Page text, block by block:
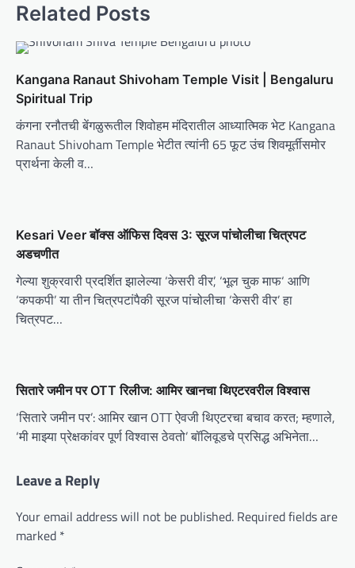
n
a
v
i
g
a
t
n
Related Posts
Kangana Ranaut Shivoham Temple Visit | Bengaluru
Spiritual Trip
कंगना रनौतची बेंगळुरूतील शिवोहम मंदिरातील आध्यात्मिक भेट Kangana
Ranaut Shivoham Temple भेटीत त्यांनी 65 फूट उंच शिवमूर्तीसमोर
प्रार्थना केली व…
Kesari Veer बॉक्स ऑफिस दिवस 3: सूरज पांचोलीचा चित्रपट
अडचणीत
गेल्या शुक्रवारी प्रदर्शित झालेल्या ‘केसरी वीर’, ‘भूल चुक माफ‘ आणि
‘कपकपी’ या तीन चित्रपटांपैकी सूरज पांचोलीचा ‘केसरी वीर’ हा
चित्रपट…
सितारे जमीन पर OTT रिलीज: आमिर खानचा थिएटरवरील विश्वास
‘सितारे जमीन पर’: आमिर खान OTT ऐवजी थिएटरचा बचाव करत; म्हणाले,
‘मी माझ्या प्रेक्षकांवर पूर्ण विश्वास ठेवतो’ बॉलिवूडचे प्रसिद्ध अभिनेता…
Leave a Reply
Your email address will not be published. Required fields are
marked *